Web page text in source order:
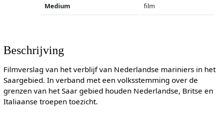
Medium film
Beschrijving
Filmverslag van het verblijf van Nederlandse mariniers in het
Saargebied. In verband met een volksstemming over de
grenzen van het Saar gebied houden Nederlandse, Britse en
Italiaanse troepen toezicht.